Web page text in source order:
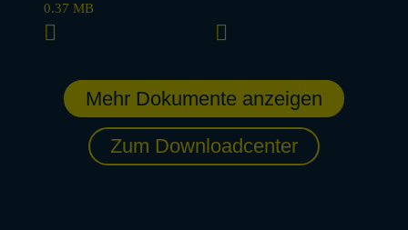
0.37 MB
Mehr Dokumente anzeigen
Zum Downloadcenter